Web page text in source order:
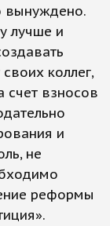
вынуждено.
лучше и
коллег,
счет взносов
и
не
реформы